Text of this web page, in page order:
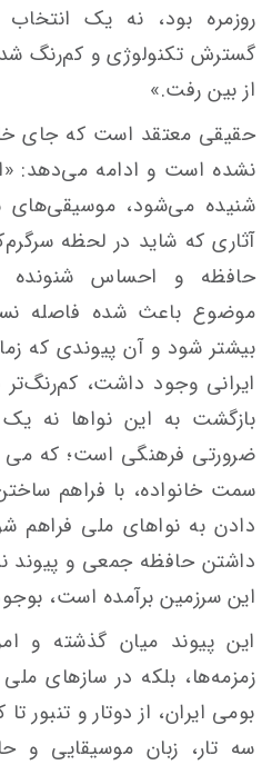
روزمره بود، نه یک
گسترش تکنولوژی و کم‌رنگ
از بین رفت.»
حقیقی معتقد است که جای
نشده است و ادامه می‌دهد:
شنیده می‌شود،
آثاری که شاید در لحظه
حافظه و احساس شنونده
موضوع باعث شده فاصله‌
بیشتر شود و آن پیوندی که
ایرانی وجود داشت، کم‌رنگ‌تر
بازگشت به این نواها نه
ضرورتی فرهنگی است؛ که می
سمت خانواده، با فراهم
دادن به نواهای ملی فراهم
داشتن حافظه‌ جمعی و پیوند
این سرزمین برآمده است،
این پیوند میان گذشته و
زمزمه‌ها، بلکه در سازهای
بومی ایران، از دوتار و تنبور
سه تار، زبان موسیقایی و